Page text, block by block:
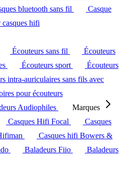
bluetooth sans fil
Casque
casques hifi
Écouteurs sans fil
Écouteurs
Écouteurs sport
Écouteurs
intra-auriculaires sans fils avec
pour écouteurs
Audiophiles
Marques
Casques Hifi Focal
Casques
Casques hifi Bowers &
Baladeurs Fiio
Baladeurs